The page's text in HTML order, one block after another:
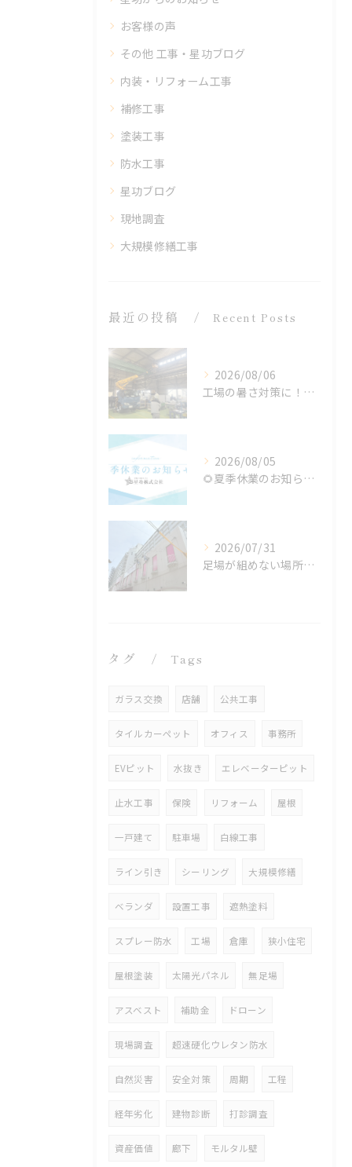
お客様の声
その他 工事・星功ブログ
内装・リフォーム工事
補修工事
塗装工事
防水工事
星功ブログ
現地調査
大規模修繕工事
最近の投稿 Recent Posts
2026/08/06
工場の暑さ対策に！遮熱塗料「アドクールAQUA」施工前の温度測定を設置
2026/08/05
🌻夏季休業のお知らせ🌻
2026/07/31
足場が組めない場所でも施工可能！ロープアクセス工法の特徴と対応できる工事
タグ Tags
ガラス交換 店舗 公共工事
タイルカーペット オフィス 事務所
EVピット 水抜き エレベーターピット
止水工事 保険 リフォーム 屋根
一戸建て 駐車場 白線工事
ライン引き シーリング 大規模修繕
ベランダ 設置工事 遮熱塗料
スプレー防水 工場 倉庫 狭小住宅
屋根塗装 太陽光パネル 無足場
アスベスト 補助金 ドローン
現場調査 超速硬化ウレタン防水
自然災害 安全対策 周期 工程
経年劣化 建物診断 打診調査
資産価値 廊下 モルタル壁